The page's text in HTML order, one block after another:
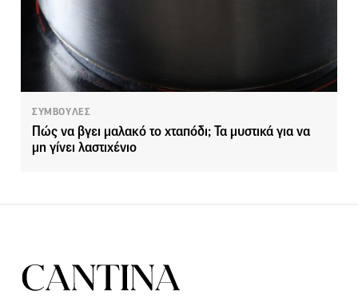
ΣΥΜΒΟΥΛΕΣ
Πώς να βγει μαλακό το χταπόδι; Τα μυστικά για να
μη γίνει λαστιχένιο